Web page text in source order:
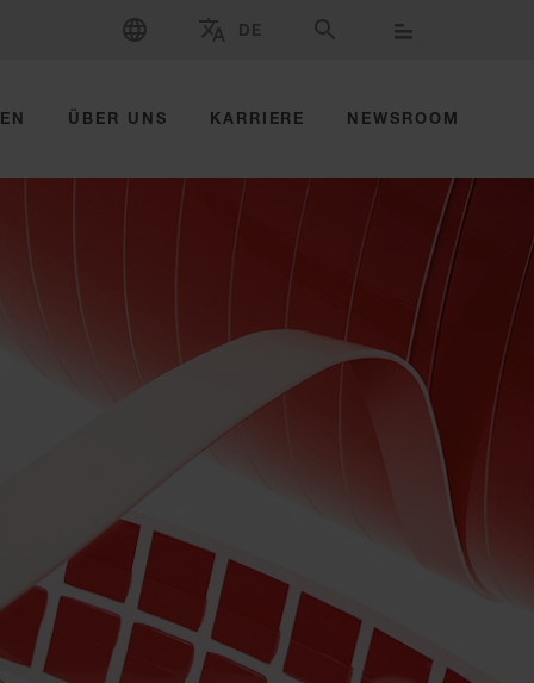
WÄHLEN SIE MARKE UND LAND AUS
DE SPRACHE WÄHLEN
SUCHE
ÜBER UNS KARRIERE NEWSROOM